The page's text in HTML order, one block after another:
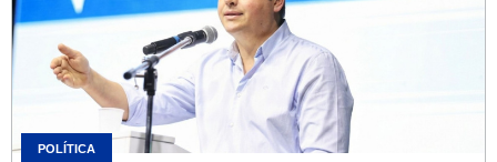
POLÍTICA